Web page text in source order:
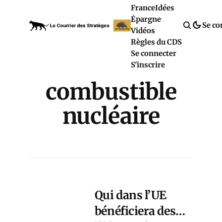
FranceIdées
Épargne
Vidéos
Règles du CDS
Se connecter
S'inscrire
Se
combustible
nucléaire
Qui dans l’UE
bénéficiera des